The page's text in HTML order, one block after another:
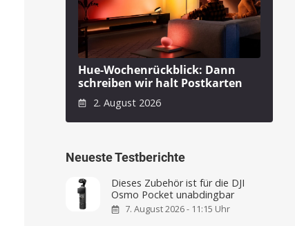
Hue-Wochenrückblick: Dann
schreiben wir halt Postkarten
2. August 2026
Neueste Testberichte
Dieses Zubehör ist für die DJI
Osmo Pocket unabdingbar
7. August 2026 - 11:15 Uhr